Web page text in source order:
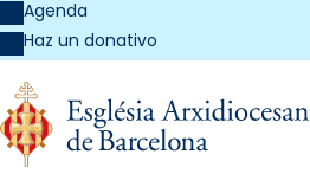
Agenda
Haz un donativo